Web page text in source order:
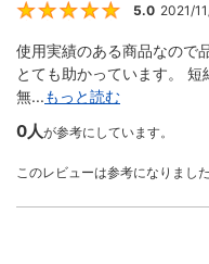
5.0 2021/
使用実績のある商品なので
とても助かっています。
無...もっと読む
0人が参考にしています。
このレビューは参考になりまし